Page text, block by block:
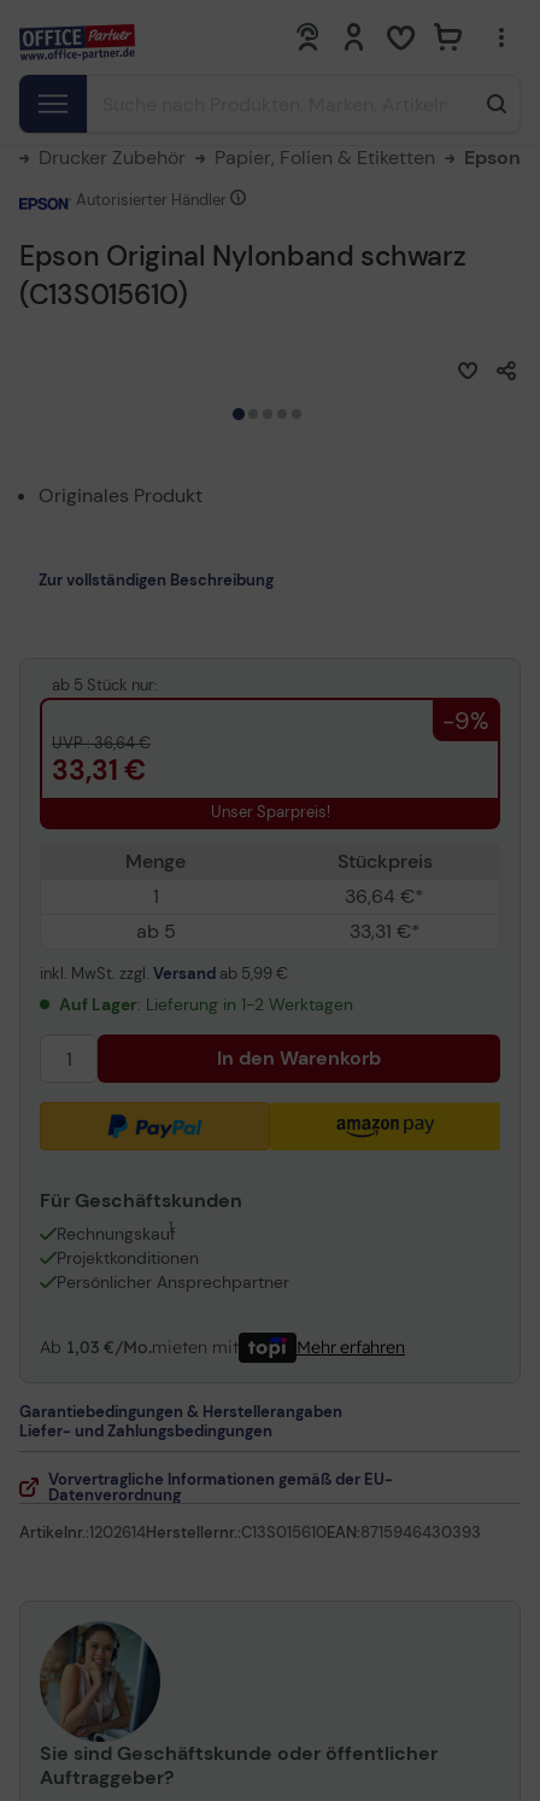
0 0
Drucker Zubehör Papier, Folien & Etiketten Epson
Epson Original Nylonband schwarz
(C13S015610)
Autorisierter Händler
Originales Produkt
Zur vollständigen Beschreibung
UVP : 36,64 €
33,31 €
ab 5 Stück nur:
-9%
Unser Sparpreis!
inkl. MwSt. zzgl. Versand ab 5,99 €
Menge
Stückpreis
1
36,64 €*
ab 5
33,31 €*
Auf Lager: Lieferung in 1-2 Werktagen
In den Warenkorb
Für Geschäftskunden
Rechnungskauf
1
Projektkonditionen
Persönlicher Ansprechpartner
Ab 1,03 €/Mo.mieten mit Mehr erfahren
Garantiebedingungen & Herstellerangaben
Liefer- und Zahlungsbedingungen
Vorvertragliche Informationen gemäß der EU-
Datenverordnung
Artikelnr.:1202614Herstellernr.:C13S015610EAN:8715946430393
Sie sind Geschäftskunde oder öffentlicher
Auftraggeber?